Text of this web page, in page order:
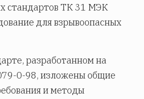
стандартов ТК 31 МЭК
для взрывоопасных
разработанном на
0-98, изложены общие
и методы